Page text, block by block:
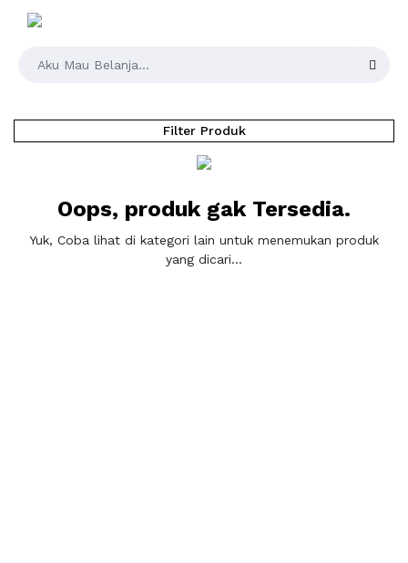
Filter Produk
Oops, produk gak Tersedia.
Yuk, Coba lihat di kategori lain untuk menemukan produk
yang dicari...